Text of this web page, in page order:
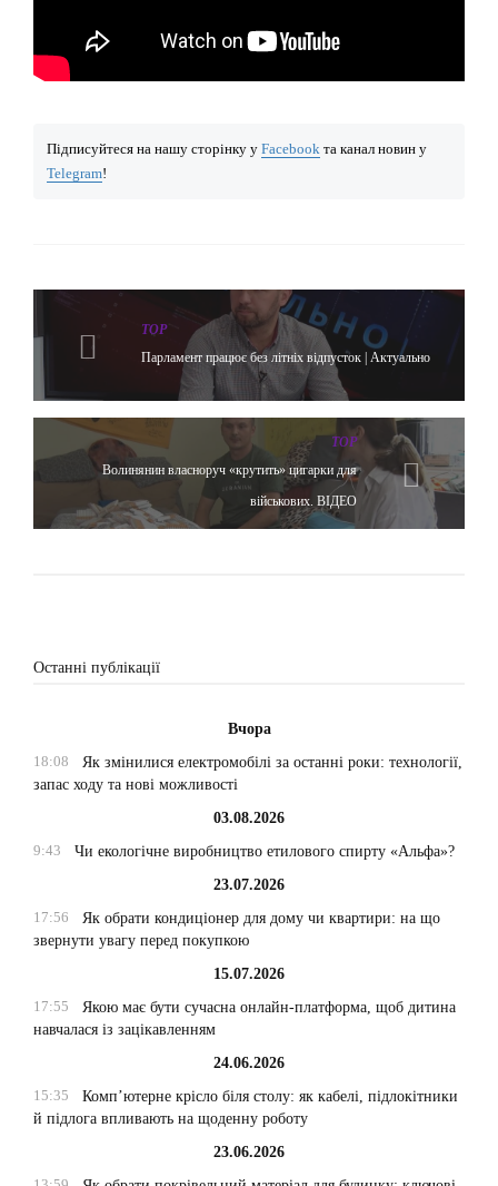
Підписуйтеся на нашу сторінку у Facebook та канал новин у
Telegram!
TOP
Парламент працює без літніх відпусток | Актуально
TOP
Волинянин власноруч «крутить» цигарки для
військових. ВІДЕО
Останні публікації
Вчора
18:08
Як змінилися електромобілі за останні роки: технології,
запас ходу та нові можливості
03.08.2026
9:43
Чи екологічне виробництво етилового спирту «Альфа»?
23.07.2026
17:56
Як обрати кондиціонер для дому чи квартири: на що
звернути увагу перед покупкою
15.07.2026
17:55
Якою має бути сучасна онлайн-платформа, щоб дитина
навчалася із зацікавленням
24.06.2026
15:35
Комп’ютерне крісло біля столу: як кабелі, підлокітники
й підлога впливають на щоденну роботу
23.06.2026